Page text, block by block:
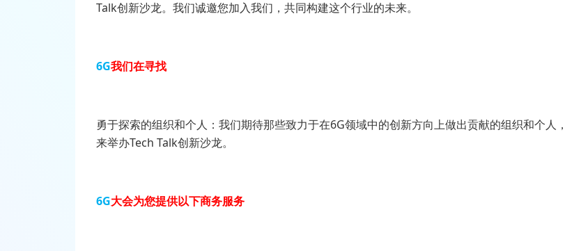
Talk创新沙龙。我们诚邀您加入我们，共同构建这个行业的未来。
6G我们在寻找
勇于探索的组织和个人：我们期待那些致力于在6G领域中的创新方向上做出贡献的组织和个人，
来举办Tech Talk创新沙龙。
6G大会为您提供以下商务服务